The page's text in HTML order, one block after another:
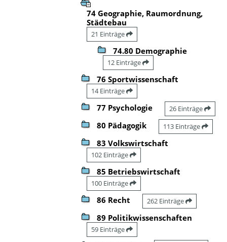
74 Geographie, Raumordnung,
Städtebau
21 Einträge
74.80 Demographie
12 Einträge
76 Sportwissenschaft
14 Einträge
77 Psychologie 26 Einträge
80 Pädagogik 113 Einträge
83 Volkswirtschaft
102 Einträge
85 Betriebswirtschaft
100 Einträge
86 Recht 262 Einträge
89 Politikwissenschaften
59 Einträge